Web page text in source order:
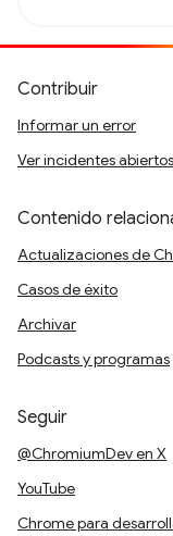
Contribuir
Informar un error
Ver incidentes abiertos
Contenido
Actualizaciones de
Casos de éxito
Archivar
Podcasts y programas
Seguir
@ChromiumDev en X
YouTube
Chrome para